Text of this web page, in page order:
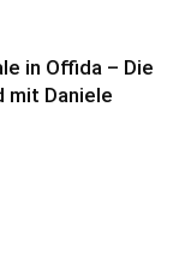
in Offida – Die
mit Daniele